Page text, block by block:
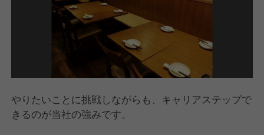
やりたいことに挑戦しながらも、キャリアステップで
きるのが当社の強みです。